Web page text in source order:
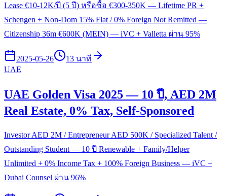
Lease €10-12K/ปี (5 ปี) หรือซื้อ €300-350K — Lifetime PR +
Schengen + Non-Dom 15% Flat / 0% Foreign Not Remitted —
Citizenship 36m €600K (MEIN) — iVC + Valletta ผ่าน 95%
2025-05-26
13 นาที
UAE
UAE Golden Visa 2025 — 10 ปี, AED 2M
Real Estate, 0% Tax, Self-Sponsored
Investor AED 2M / Entrepreneur AED 500K / Specialized Talent /
Outstanding Student — 10 ปี Renewable + Family/Helper
Unlimited + 0% Income Tax + 100% Foreign Business — iVC +
Dubai Counsel ผ่าน 96%